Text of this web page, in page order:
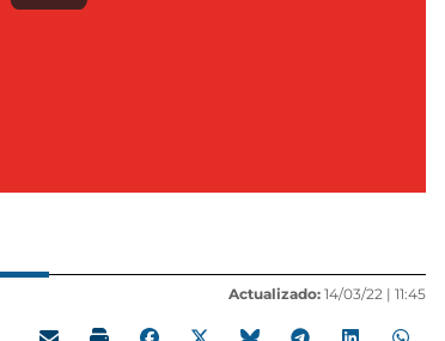
Actualizado: 14/03/22 | 11:45